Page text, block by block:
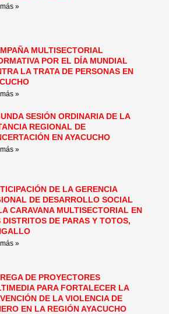
»
MULTISECTORIAL
POR EL DÍA MUNDIAL
LA TRATA DE PERSONAS EN
»
SESIÓN ORDINARIA DE LA
REGIONAL DE
EN AYACUCHO
»
DE LA GERENCIA
DE DESARROLLO SOCIAL
CARAVANA MULTISECTORIAL EN
DISTRITOS DE PARAS Y TOTOS,
»
DE PROYECTORES
PARA FORTALECER LA
DE LA VIOLENCIA DE
EN LA REGIÓN AYACUCHO